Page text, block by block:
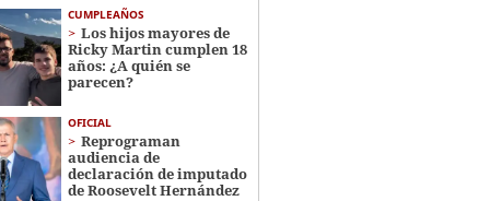
CUMPLEAÑOS
Los hijos mayores de
Ricky Martin cumplen 18
años: ¿A quién se
parecen?
OFICIAL
Reprograman
audiencia de
declaración de imputado
de Roosevelt Hernández